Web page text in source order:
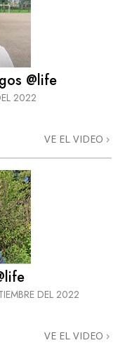
@life
2022
VE EL VIDEO
DEL 2022
VE EL VIDEO